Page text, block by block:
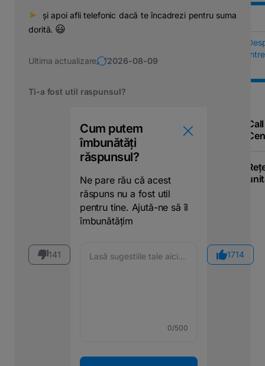
Call
➤ ⠀și apoi afli telefonic dacă te încadrezi pentru suma
dorită. 😃
Ultima actualizare 2026-08-09
Ti-a fost util raspunsul?
141
Cum putem
îmbunătăți
răspunsul?
Ne pare rău că acest
răspuns nu a fost util
pentru tine. Ajută-ne să îl
îmbunătățim
0/500
1714